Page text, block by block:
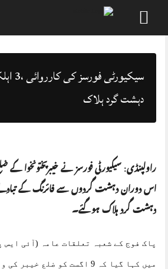
content
دہشت گرد ہلاک
راولپنڈی: سیکیورٹی فورسز نے خیبرپختونخوا کے
دہشت گرد ہلاک ہوگئے۔
پاک فوج کے شعبہ تعلقات عامہ (آئی ایس
میں کہا گیا کہ 9 اگست کو ضلع